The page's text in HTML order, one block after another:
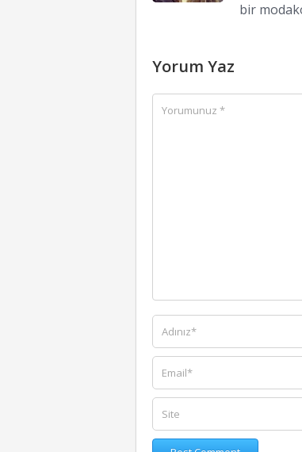
bir
Yorum Yaz